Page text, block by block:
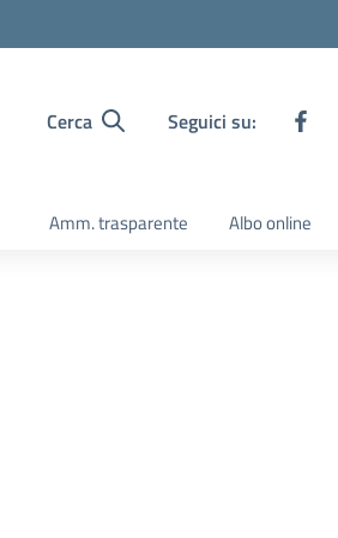
Cerca Seguici su:
Amm. trasparente Albo online